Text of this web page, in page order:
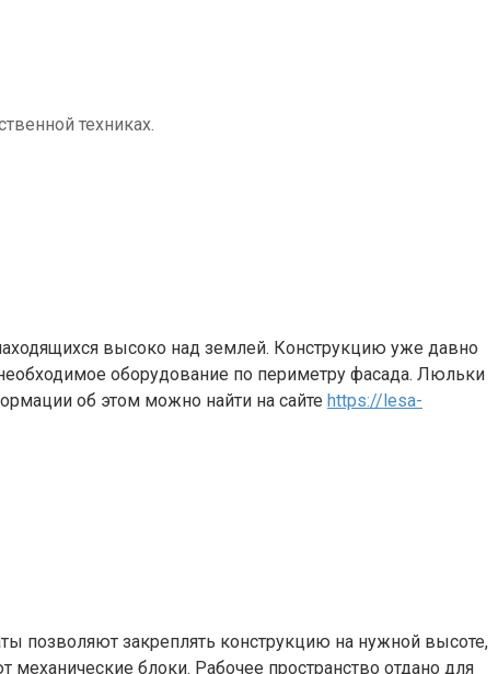
техниках.
высоко над землей. Конструкцию уже давно
оборудование по периметру фасада. Люльки
об этом можно найти на сайте https://lesa-
позволяют закреплять конструкцию на нужной высоте,
блоки. Рабочее пространство отдано для